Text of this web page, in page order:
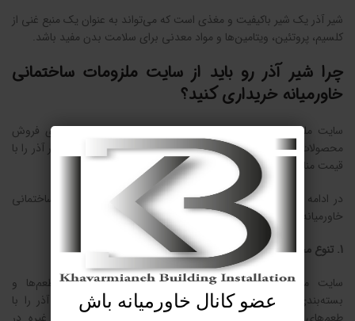
شیر آذر یک شیر باکیفیت و مغذی است که می‌تواند به عنوان یک منبع غنی از
کلسیم، پروتئین، ویتامین‌ها و مواد معدنی برای سلامت بدن مفید باشد.
چرا شیر آذر رو باید از سایت ملزومات ساختمانی
خاورمیانه خریداری کنید؟
سایت ملزومات ساختمانی خاورمیانه یکی از معتبرترین سایت‌های فروش
محصولات لبنی در ایران است که انواع شیرهای باکیفیت از جمله شیر آذر را با
قیمت مناسب و شرایط ویژه به فروش می‌رساند.
در ادامه به برخی از دلایلی که خرید شیر آذر از سایت ملزومات ساختمانی
خاورمیانه را به شما توصیه می‌کنیم، اشاره می‌کنیم:
1. تنوع محصولات
سایت ملزومات ساختمانی خاورمیانه انواع شیر آذر را با طعم‌ها و
بسته‌بندی‌های مختلف به فروش می‌رساند. شما می‌توانید شیر آذر را با
عضو کانال خاورمیانه باش